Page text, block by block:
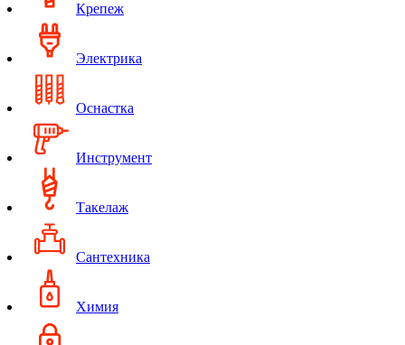
Крепеж
Электрика
Оснастка
Инструмент
Такелаж
Сантехника
Химия